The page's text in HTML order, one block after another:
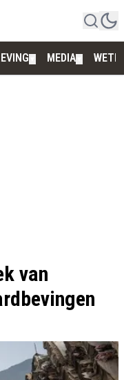
MEDIA
van